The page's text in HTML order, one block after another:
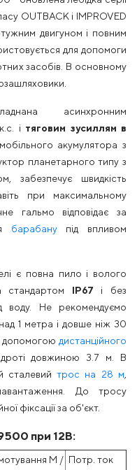
OUTBACK і IMPROVED
двигуном і повним
для допомоги
засобів. В основному
асинхронним
і тяговим зусиллям в
акумулятора з
планетарного типу з
забезпечує швидкість
при максимальному
гальмо відповідає за
барабанупід впливом
є повна пило і волого
стандартом IP67 і без
воду. Не рекомендуємо
1 метра і довше ніж 30
допомогою дистанційного
дроті довжиною 3.7 м. В
сталевийтрос на 28 м
До тросу
фіксації за об'єкт.
при 12В:
М / Потр. ток